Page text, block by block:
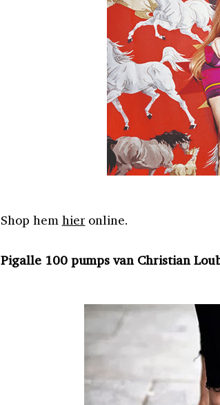
Shop hem hier online.
Pigalle 100 pumps van Christian